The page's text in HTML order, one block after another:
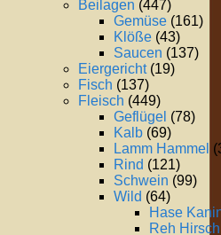
Beilagen (447)
Gemüse (161)
Klöße (43)
Saucen (137)
Eiergericht(19)
Fisch (137)
Fleisch (449)
Geflügel (78)
Kalb (69)
Lamm Hammel
Rind (121)
Schwein (99)
Wild (64)
Hase
Reh Hirsch